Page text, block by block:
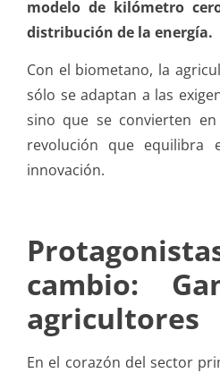
modelo de kilómetro
distribución de la energía.
Con el biometano, la
sólo se adaptan a las
sino que se convierten
revolución que equilibra
innovación.
cambio:
agricultores
En el corazón del sector